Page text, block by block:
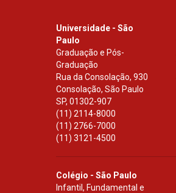
Universidade - São
Paulo
Graduação e Pós-
Graduação
Rua da Consolação, 930
Consolação, São Paulo
SP, 01302-907
(11) 2114-8000
(11) 2766-7000
(11) 3121-4500
Colégio - São Paulo
Infantil, Fundamental e